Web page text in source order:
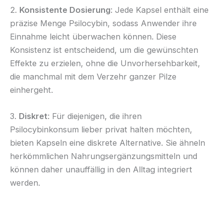
2. Konsistente Dosierung: Jede Kapsel enthält eine
präzise Menge Psilocybin, sodass Anwender ihre
Einnahme leicht überwachen können. Diese
Konsistenz ist entscheidend, um die gewünschten
Effekte zu erzielen, ohne die Unvorhersehbarkeit,
die manchmal mit dem Verzehr ganzer Pilze
einhergeht.
3. Diskret: Für diejenigen, die ihren
Psilocybinkonsum lieber privat halten möchten,
bieten Kapseln eine diskrete Alternative. Sie ähneln
herkömmlichen Nahrungsergänzungsmitteln und
können daher unauffällig in den Alltag integriert
werden.